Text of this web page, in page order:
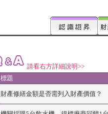
請看右方詳細說明>>
標題
財產修繕金額是否需列入財產價值？